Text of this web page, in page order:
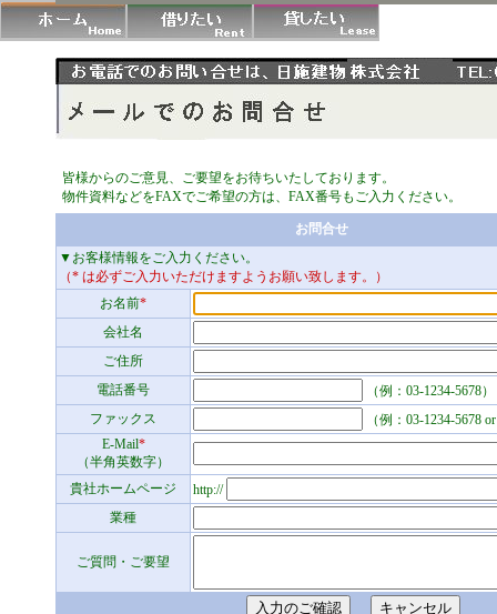
皆様からのご意見、ご要望をお待ちいたしております。
物件資料などをFAXでご希望の方は、FAX番号もご入力ください。
お問合せ
▼お客様情報をご入力ください。
（* は必ずご入力いただけますようお願い致します。）
お名前*
会社名
ご住所
電話番号
（例：03-1234-5678）
ファックス
（例：03-1234-5678
E-Mail*
（半角英数字）
貴社ホームページ
http://
業種
ご質問・ご要望